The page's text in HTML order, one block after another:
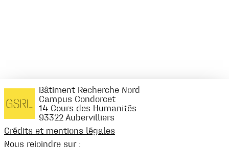
Bâtiment Recherche Nord
Campus Condorcet
14 Cours des Humanités
93322 Aubervilliers
Crédits et mentions légales
Nous rejoindre sur :